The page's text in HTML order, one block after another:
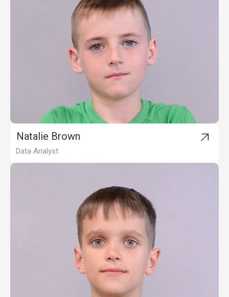
Natalie Brown
Data Analyst